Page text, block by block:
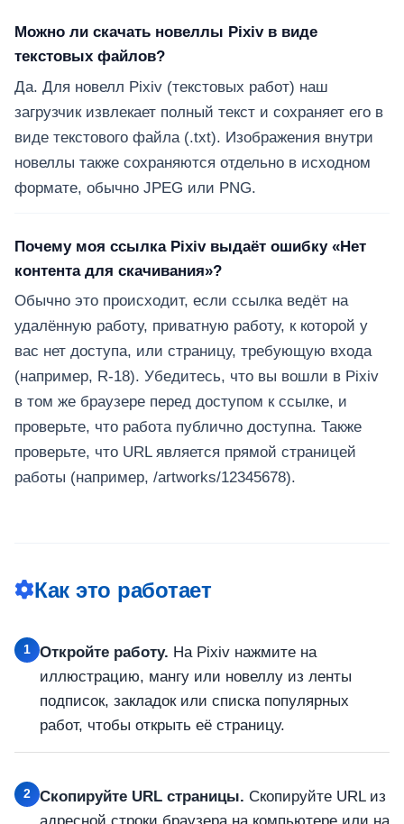
Можно ли скачать новеллы Pixiv в виде
текстовых файлов?
Да. Для новелл Pixiv (текстовых работ) наш
загрузчик извлекает полный текст и сохраняет его в
виде текстового файла (.txt). Изображения внутри
новеллы также сохраняются отдельно в исходном
формате, обычно JPEG или PNG.
Почему моя ссылка Pixiv выдаёт ошибку «Нет
контента для скачивания»?
Обычно это происходит, если ссылка ведёт на
удалённую работу, приватную работу, к которой у
вас нет доступа, или страницу, требующую входа
(например, R-18). Убедитесь, что вы вошли в Pixiv
в том же браузере перед доступом к ссылке, и
проверьте, что работа публично доступна. Также
проверьте, что URL является прямой страницей
работы (например, /artworks/12345678).
Как это работает
1 Откройте работу. На Pixiv нажмите на
иллюстрацию, мангу или новеллу из ленты
подписок, закладок или списка популярных
работ, чтобы открыть её страницу.
2 Скопируйте URL страницы. Скопируйте URL из
адресной строки браузера на компьютере или на